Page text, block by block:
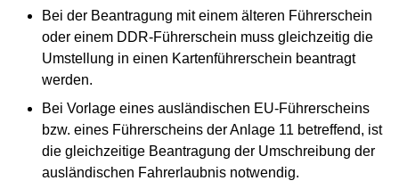
Bei der Beantragung mit einem älteren Führerschein
oder einem DDR-Führerschein muss gleichzeitig die
Umstellung in einen Kartenführerschein beantragt
werden.
Bei Vorlage eines ausländischen EU-Führerscheins
bzw. eines Führerscheins der Anlage 11 betreffend, ist
die gleichzeitige Beantragung der Umschreibung der
ausländischen Fahrerlaubnis notwendig.